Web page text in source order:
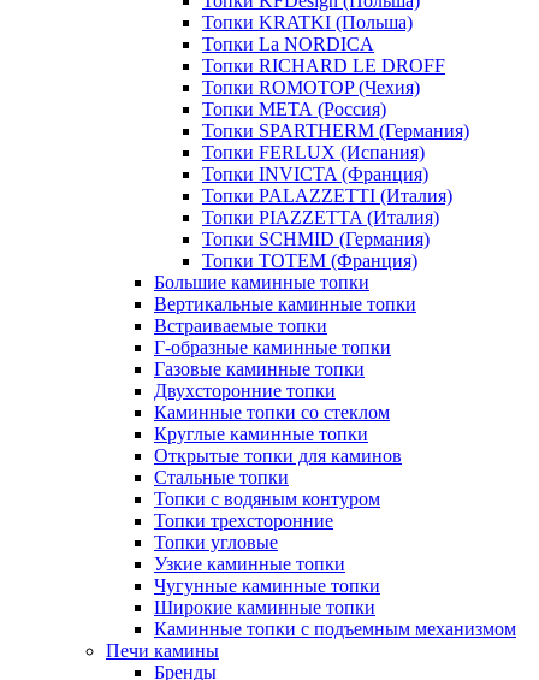
Топки KRATKI (Польша)
Топки La NORDICA
Топки RICHARD LE DROFF
Топки ROMOTOP (Чехия)
Топки МЕТА (Россия)
Топки SPARTHERM (Германия)
Топки FERLUX (Испания)
Топки INVICTA (Франция)
Топки PALAZZETTI (Италия)
Топки PIAZZETTA (Италия)
Топки SCHMID (Германия)
Топки TOTEM (Франция)
Большие каминные топки
Вертикальные каминные топки
Встраиваемые топки
Г-образные каминные топки
Газовые каминные топки
Двухсторонние топки
Каминные топки со стеклом
Круглые каминные топки
Открытые топки для каминов
Стальные топки
Топки с водяным контуром
Топки трехсторонние
Топки угловые
Узкие каминные топки
Чугунные каминные топки
Широкие каминные топки
Каминные топки с подъемным механизмом
Печи камины
Бренды